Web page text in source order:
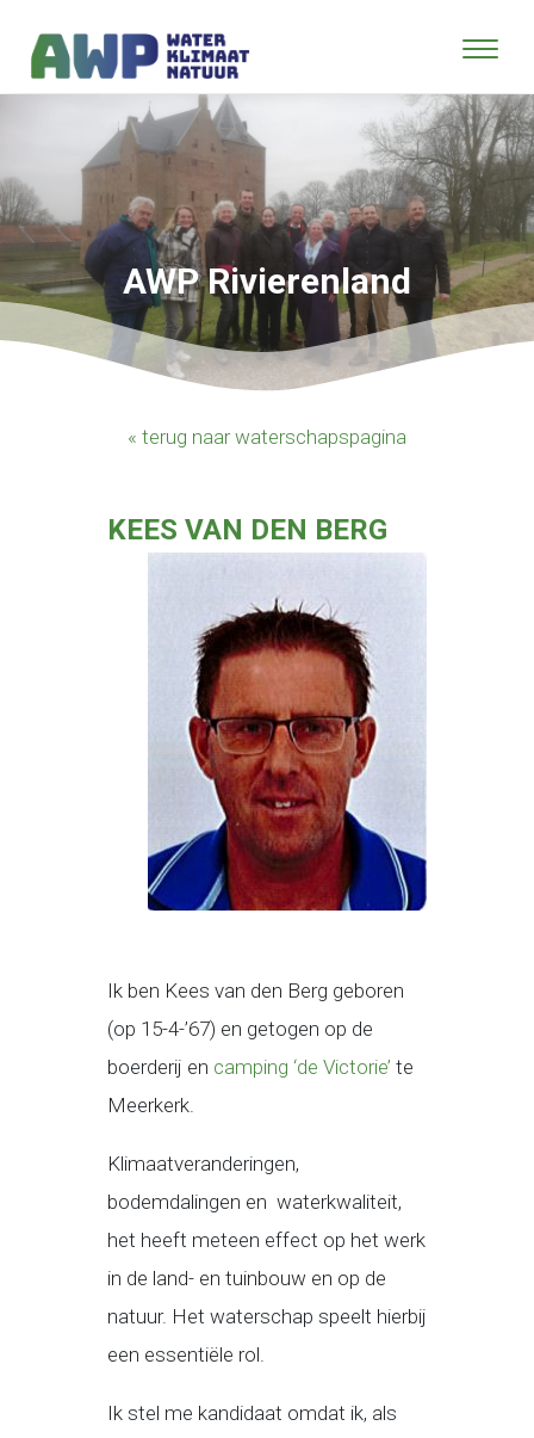
AWP Rivierenland
« terug naar waterschapspagina
KEES VAN DEN BERG
Ik ben Kees van den Berg geboren
(op 15-4-’67) en getogen op de
boerderij en camping ‘de Victorie’ te
Meerkerk.
Klimaatveranderingen,
bodemdalingen en waterkwaliteit,
het heeft meteen effect op het werk
in de land- en tuinbouw en op de
natuur. Het waterschap speelt hierbij
een essentiële rol.
Ik stel me kandidaat omdat ik, als